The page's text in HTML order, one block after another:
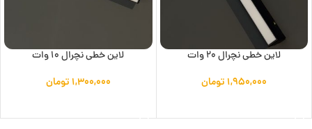
لاین خطی نچرال 20 وات
۱,۹۵۰,۰۰۰ تومان
لاین خطی نچرال 10 وات
۱,۳۰۰,۰۰۰ تومان